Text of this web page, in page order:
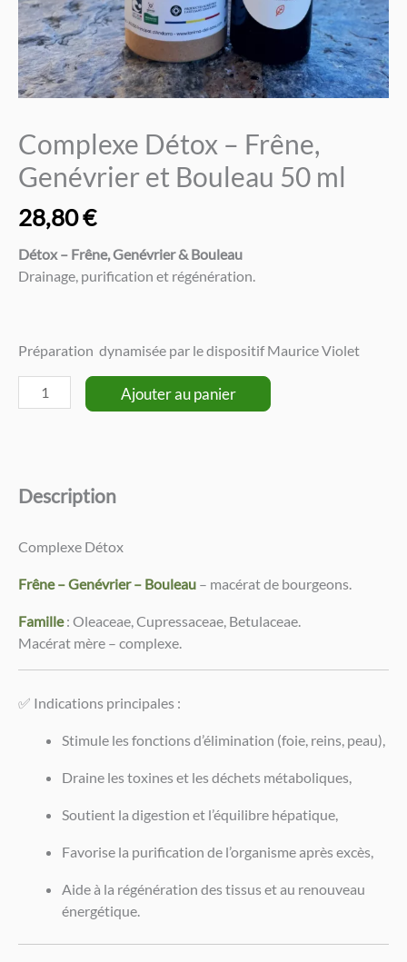
Complexe Détox – Frêne,
Genévrier et Bouleau 50 ml
28,80€
Détox – Frêne, Genévrier & Bouleau
Drainage, purification et régénération.
Préparation dynamisée par le dispositif Maurice Violet
quantité
de
Frêne,
et
Bouleau
50
Ajouter au panier
Description
Complexe Détox
Frêne – Genévrier – Bouleau – macérat de bourgeons.
Famille: Oleaceae, Cupressaceae, Betulaceae.
Macérat mère – complexe.
✅ Indications principales :
Stimule les fonctions d’élimination (foie, reins, peau),
Draine les toxines et les déchets métaboliques,
Soutient la digestion et l’équilibre hépatique,
Favorise la purification de l’organisme après excès,
Aide à la régénération des tissus et au renouveau
énergétique.